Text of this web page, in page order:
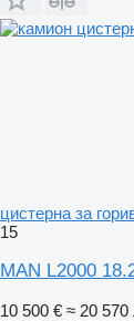
цистерна за
15
MAN L2000
10 500 € ≈ 20 570